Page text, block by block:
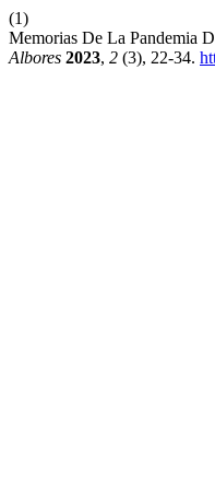
(1)
Memorias De La Pandemia
Albores 2023, 2 (3), 22-34.